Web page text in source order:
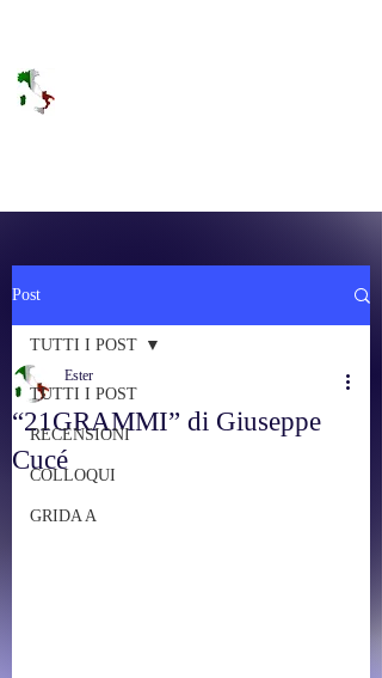
Post
TUTTI I POST
RECENSIONI
COLLOQUI
GRIDA A
TUTTI I POST
“21GRAMMI” di Giuseppe
Cucé
Ester